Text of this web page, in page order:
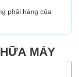
phải hàng của
MÁY